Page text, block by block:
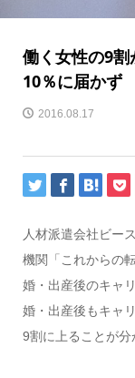
働く女性の9
10％に届かず
2016.08.17
人材派遣会社ビー
機関「これからの
婚・出産後のキャ
婚・出産後もキャ
9割に上ることが分